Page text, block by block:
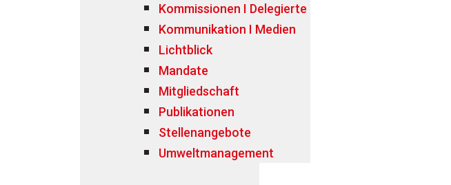
Kommissionen I Delegierte
Kommunikation I Medien
Lichtblick
Mandate
Mitgliedschaft
Publikationen
Stellenangebote
Umweltmanagement